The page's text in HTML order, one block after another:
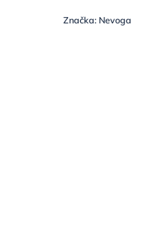
Značka: Nevoga